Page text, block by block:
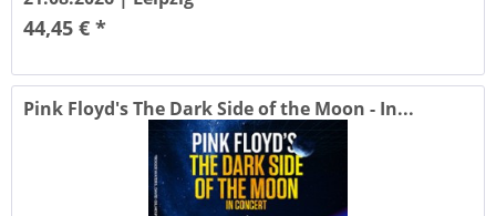
44,45 € *
Pink Floyd's The Dark Side of the Moon - In...